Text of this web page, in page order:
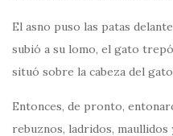
El asno puso las patas
subió a su lomo, el gato
situó sobre la cabeza del
Entonces, de pronto,
rebuznos, ladridos, maullidos